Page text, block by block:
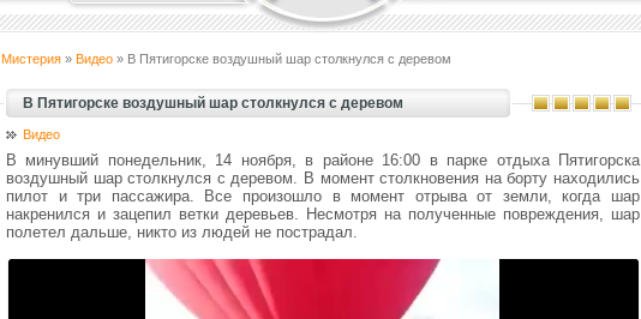
Мистерия » Видео » В Пятигорске воздушный шар столкнулся с деревом
В Пятигорске воздушный шар столкнулся с деревом
Видео
В минувший понедельник, 14 ноября, в районе 16:00 в парке отдыха Пятигорска
воздушный шар столкнулся с деревом. В момент столкновения на борту находились
пилот и три пассажира. Все произошло в момент отрыва от земли, когда шар
накренился и зацепил ветки деревьев. Несмотря на полученные повреждения, шар
полетел дальше, никто из людей не пострадал.